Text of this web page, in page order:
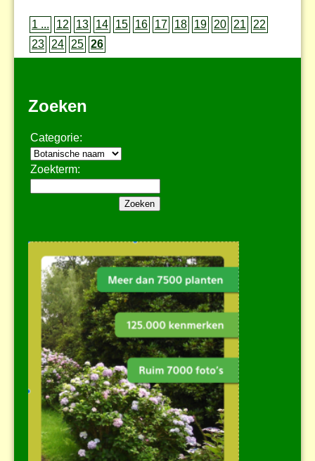
1 ... 12 13 14 15 16 17 18 19 20 21
22
23
24 25 26
Zoeken
Categorie:
Zoekterm: